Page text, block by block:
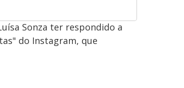
Sonza ter respondido a
do Instagram, que